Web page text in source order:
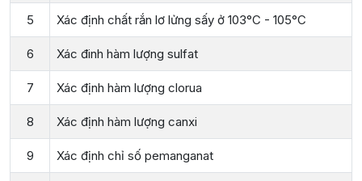
5 Xác định chất rắn lơ lửng sấy ở 103°C - 105°C
6 Xác đinh hàm lượng sulfat
7 Xác định hàm lượng clorua
8 Xác định hàm lượng canxi
9 Xác định chỉ số pemanganat